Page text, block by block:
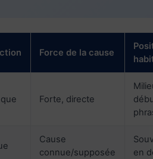
Force de la cause
Forte, directe
Cause
connue/supposée
en